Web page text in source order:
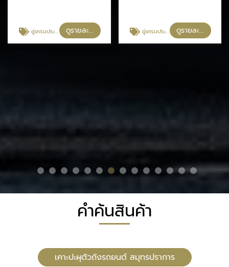
อู่เครมประกันรถยนต์ในเครือDirect Asia ดูรายละเอียด อู่เครมประกันรถยนต์ในเครือนวกิจ ดูรายละเอียด
คำค้นสินค้า
เคาะปะผุตัวถังรถยนต์ สมุทรปราการ